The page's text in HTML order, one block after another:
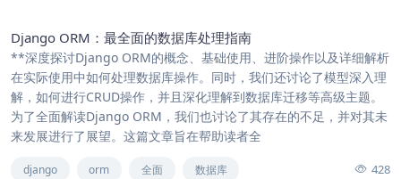
Django ORM：最全面的数据库处理指南
**深度探讨Django ORM的概念、基础使用、进阶操作以及详细解析
在实际使用中如何处理数据库操作。同时，我们还讨论了模型深入理
解，如何进行CRUD操作，并且深化理解到数据库迁移等高级主题。
为了全面解读Django ORM，我们也讨论了其存在的不足，并对其未
来发展进行了展望。这篇文章旨在帮助读者全
django orm 全面 数据库 428